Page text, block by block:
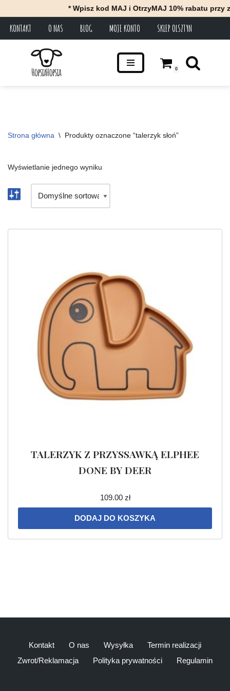
* Wpisz kod MAJ i OtrzyMAJ 10% rabatu przy
KONTAKT O NAS BLOG MOJE KONTO SKLEP OLSZTYN
0
Strona główna \ Produkty oznaczone “talerzyk słoń”
Wyświetlanie jednego wyniku
TALERZYK Z PRZYSSAWKĄ ELPHEE
DONE BY DEER
109.00 zł
DODAJ DO KOSZYKA
Kontakt O nas Wysyłka
Termin realizacji
Zwrot/Reklamacja
Polityka prywatności Regulamin